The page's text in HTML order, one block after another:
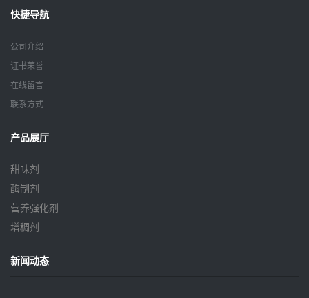
快捷导航
公司介绍
证书荣誉
在线留言
联系方式
产品展厅
甜味剂
酶制剂
营养强化剂
增稠剂
新闻动态